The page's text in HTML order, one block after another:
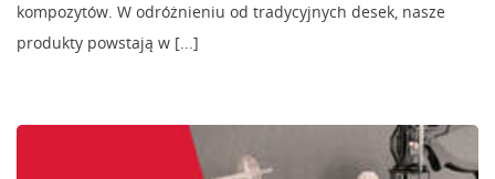
kompozytów. W odróżnieniu od tradycyjnych desek, nasze
produkty powstają w [...]